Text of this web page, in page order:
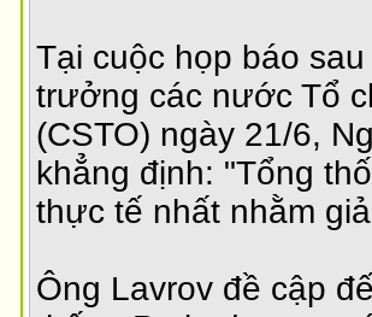
Tại cuộc họp báo
trưởng các nước Tổ
(CSTO) ngày 21/6,
khẳng định: "Tổng
thực tế nhất nhằm
Ông Lavrov đề cập